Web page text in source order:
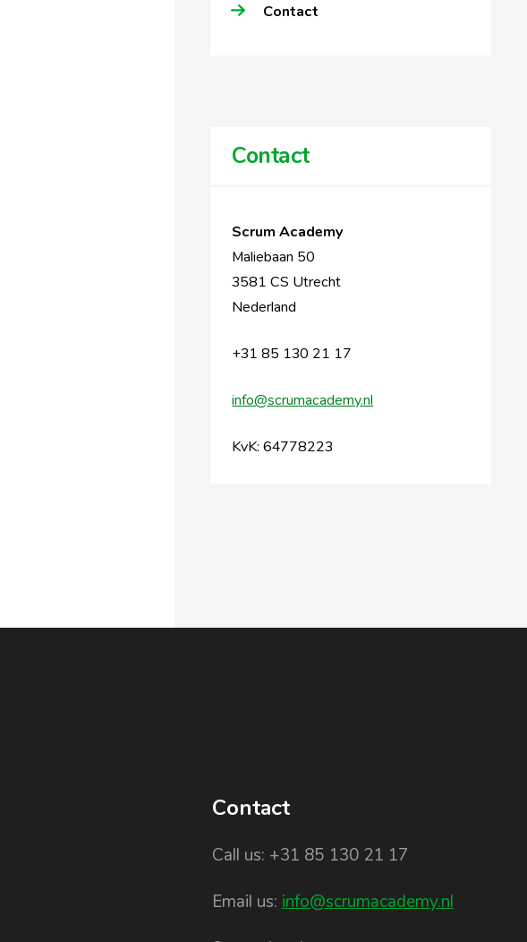
Contact
Contact
Scrum Academy
Maliebaan 50
3581 CS Utrecht
Nederland
+31 85 130 21 17
info@scrumacademy.nl
KvK: 64778223
Contact
Call us: +31 85 130 21 17
Email us: info@scrumacademy.nl